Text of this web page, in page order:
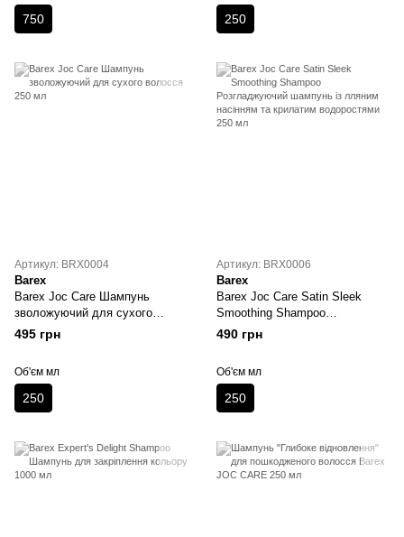
750 250
Артикул: BRX0004
Barex
Barex Joc Care Шампунь
зволожуючий для сухого
волосся 250 мл
495 грн
Об'єм мл
250
Артикул: BRX0006
Barex
Barex Joc Care Satin Sleek
Smoothing Shampoo
Розгладжуючий шампунь із
лляним насінням та крилатим
490 грн
Об'єм мл
250